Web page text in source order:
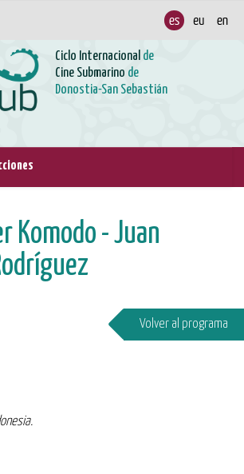
Ciclo Internacional de
Cine Submarino de
Donostia-San Sebastián
Komodo - Juan
Volver al programa